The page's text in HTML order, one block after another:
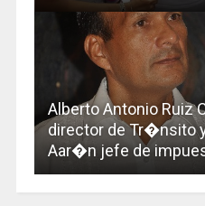
Alberto Antonio Ruiz
director de Tr�nsito
Aar�n jefe de